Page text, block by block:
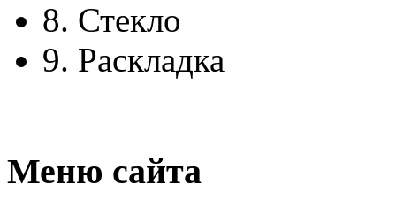
8. Стекло
9. Раскладка
Меню сайта